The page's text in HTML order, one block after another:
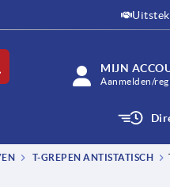
MIJN
Aanmelden/
T-GREPEN ANTISTATISCH